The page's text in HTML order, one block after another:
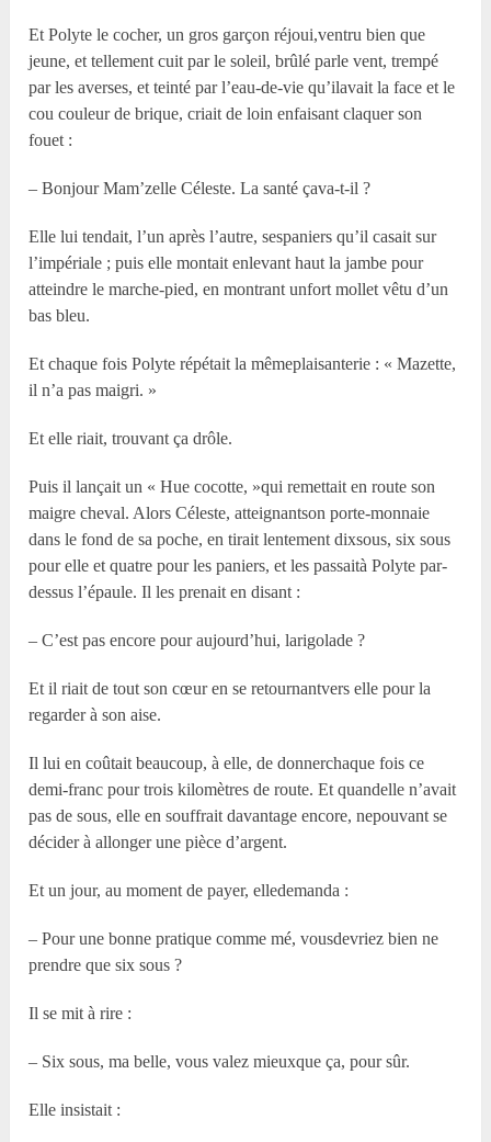
Et Polyte le cocher, un gros garçon réjoui,ventru bien que
jeune, et tellement cuit par le soleil, brûlé parle vent, trempé
par les averses, et teinté par l’eau-de-vie qu’ilavait la face et le
cou couleur de brique, criait de loin enfaisant claquer son
fouet :
– Bonjour Mam’zelle Céleste. La santé çava-t-il ?
Elle lui tendait, l’un après l’autre, sespaniers qu’il casait sur
l’impériale ; puis elle montait enlevant haut la jambe pour
atteindre le marche-pied, en montrant unfort mollet vêtu d’un
bas bleu.
Et chaque fois Polyte répétait la mêmeplaisanterie : « Mazette,
il n’a pas maigri. »
Et elle riait, trouvant ça drôle.
Puis il lançait un « Hue cocotte, »qui remettait en route son
maigre cheval. Alors Céleste, atteignantson porte-monnaie
dans le fond de sa poche, en tirait lentement dixsous, six sous
pour elle et quatre pour les paniers, et les passaità Polyte par-
dessus l’épaule. Il les prenait en disant :
– C’est pas encore pour aujourd’hui, larigolade ?
Et il riait de tout son cœur en se retournantvers elle pour la
regarder à son aise.
Il lui en coûtait beaucoup, à elle, de donnerchaque fois ce
demi-franc pour trois kilomètres de route. Et quandelle n’avait
pas de sous, elle en souffrait davantage encore, nepouvant se
décider à allonger une pièce d’argent.
Et un jour, au moment de payer, elledemanda :
– Pour une bonne pratique comme mé, vousdevriez bien ne
prendre que six sous ?
Il se mit à rire :
– Six sous, ma belle, vous valez mieuxque ça, pour sûr.
Elle insistait :